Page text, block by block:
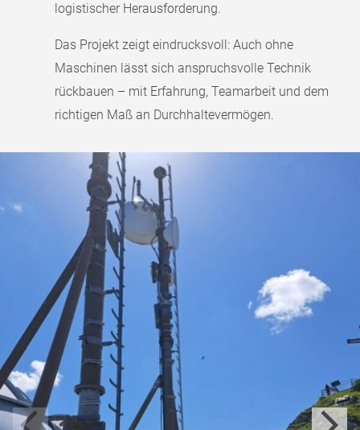
logistischer Herausforderung.
Das Projekt zeigt eindrucksvoll: Auch ohne
Maschinen lässt sich anspruchsvolle Technik
rückbauen – mit Erfahrung, Teamarbeit und dem
richtigen Maß an Durchhaltevermögen.